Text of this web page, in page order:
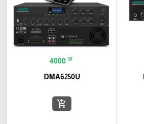
4000 ₪
DMA6250U
add_shopping_cart